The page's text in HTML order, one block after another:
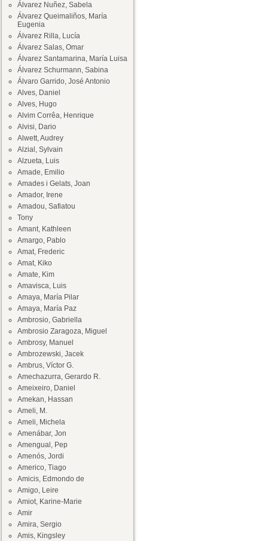
Álvarez Nuñez, Sabela
Álvarez Queimaliños, María
Eugenia
Álvarez Rilla, Lucía
Álvarez Salas, Omar
Álvarez Santamarina, María Luisa
Álvarez Schurmann, Sabina
Álvaro Garrido, José Antonio
Alves, Daniel
Alves, Hugo
Alvim Corrêa, Henrique
Alvisi, Dario
Alwett, Audrey
Alzial, Sylvain
Alzueta, Luis
Amade, Emilio
Amades i Gelats, Joan
Amador, Irene
Amadou, Safiatou
Tony
Amant, Kathleen
Amargo, Pablo
Amat, Frederic
Amat, Kiko
Amate, Kim
Amavisca, Luis
Amaya, María Pilar
Amaya, María Paz
Ambrosio, Gabriella
Ambrosio Zaragoza, Miguel
Ambrosy, Manuel
Ambrozewski, Jacek
Ambrus, Víctor G.
Amechazurra, Gerardo R.
Ameixeiro, Daniel
Amekan, Hassan
Ameli, M.
Ameli, Michela
Amenábar, Jon
Amengual, Pep
Amenós, Jordi
Americo, Tiago
Amicis, Edmondo de
Amigo, Leire
Amiot, Karine-Marie
Amir
Amira, Sergio
Amis, Kingsley